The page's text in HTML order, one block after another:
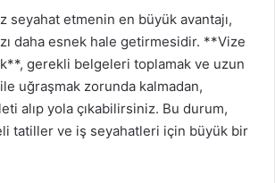
seyahat etmenin en büyük avantajı,
daha esnek hale getirmesidir. **Vize
gerekli belgeleri toplamak ve uzun
uğraşmak zorunda kalmadan,
alıp yola çıkabilirsiniz. Bu durum,
tatiller ve iş seyahatleri için büyük bir